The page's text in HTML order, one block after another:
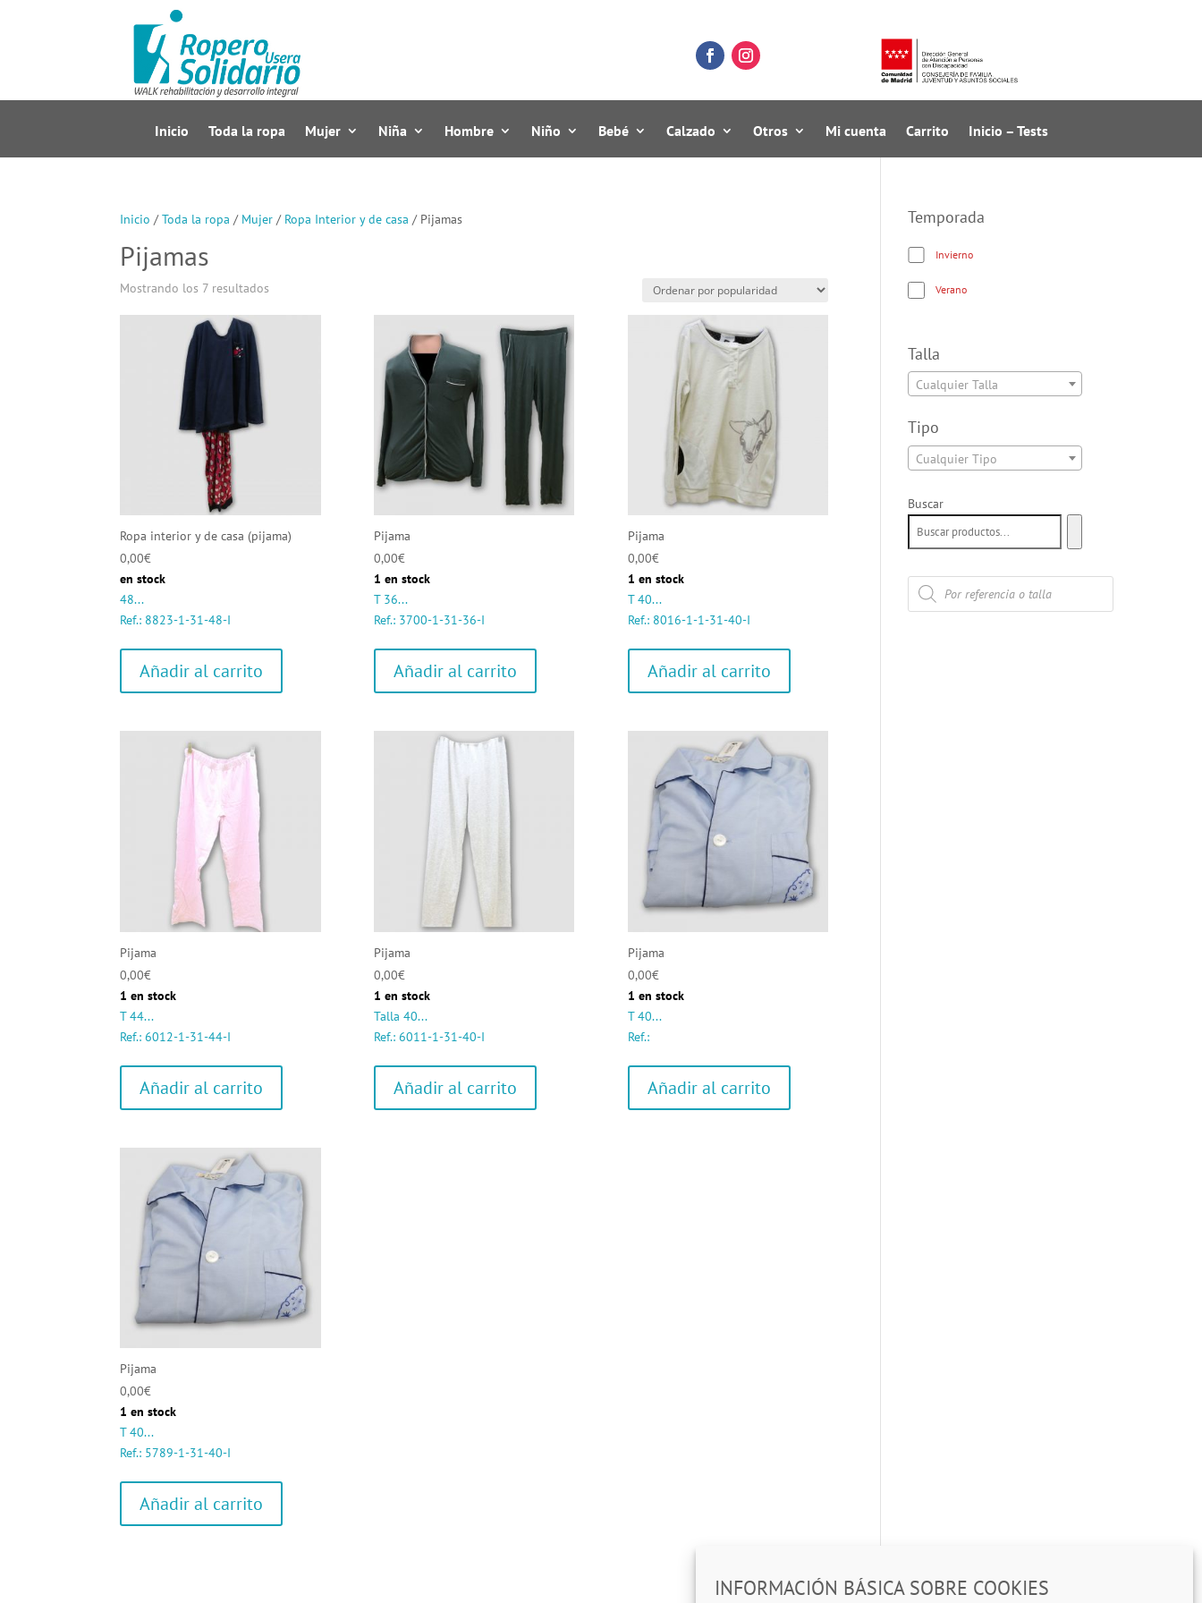
INFORMACIÓN BÁSICA SOBRE COOKIES
Inicio Toda la ropa Mujer Niña Hombre Niño Bebé Calzado Otros Mi cuenta Carrito Inicio – Tests
Inicio /Toda la ropa / Mujer / Ropa Interior y de casa / Pijamas
Pijamas
Mostrando los 7 resultados
Ropa interior y de casa (pijama)
0,00€
en stock
48...
Ref.: 8823-1-31-48-I
Añadir al carrito
Pijama
0,00€
1 en stock
T 36...
Ref.: 3700-1-31-36-I
Añadir al carrito
Pijama
0,00€
1 en stock
T 40...
Ref.: 8016-1-1-31-40-I
Añadir al carrito
Pijama
0,00€
1 en stock
T 44...
Ref.: 6012-1-31-44-I
Añadir al carrito
Pijama
0,00€
1 en stock
Talla 40...
Ref.: 6011-1-31-40-I
Añadir al carrito
Pijama
0,00€
1 en stock
T 40...
Ref.:
Añadir al carrito
Pijama
0,00€
1 en stock
T 40...
Ref.: 5789-1-31-40-I
Añadir al carrito
Temporada
Invierno
Verano
Talla
Cualquier Talla
Tipo
Cualquier Tipo
Buscar
Búsqueda
de
productos